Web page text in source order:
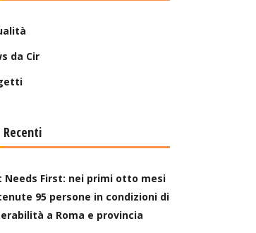
da Cir
Needs First: nei primi otto mesi
95 persone in condizioni di
a Roma e provincia